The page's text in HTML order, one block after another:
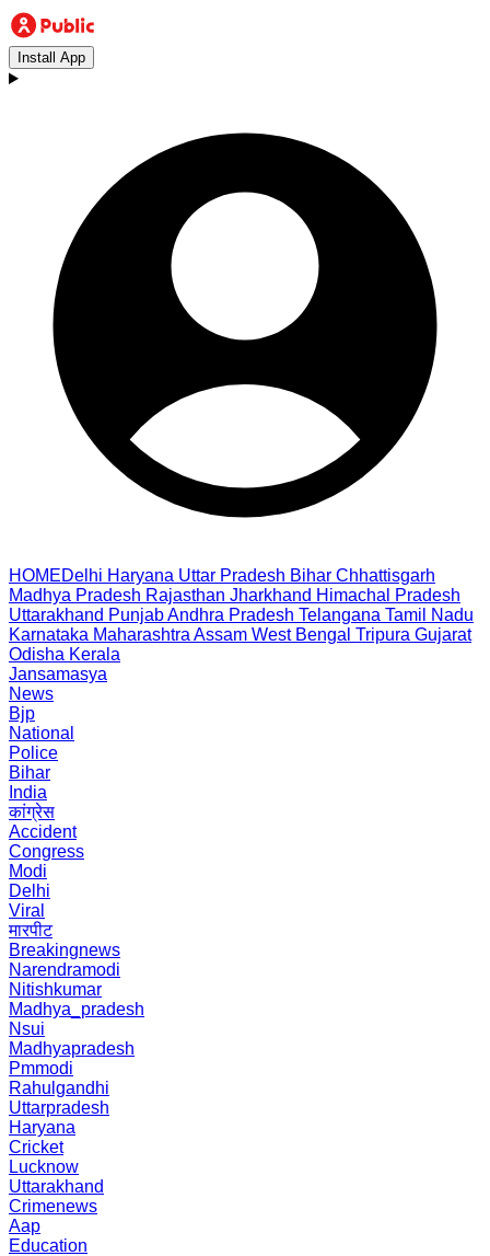
Install App
HOMEDelhi Haryana Uttar Pradesh Bihar Chhattisgarh
Madhya Pradesh Rajasthan Jharkhand Himachal Pradesh
Uttarakhand PunjabAndhra Pradesh Telangana Tamil Nadu
Karnataka Maharashtra Assam West Bengal Tripura Gujarat
Odisha Kerala
Jansamasya
News
Bjp
National
Police
Bihar
India
कांग्रेस
Accident
Congress
Modi
Delhi
Viral
मारपीट
Breakingnews
Narendramodi
Nitishkumar
Madhya_pradesh
Nsui
Madhyapradesh
Pmmodi
Rahulgandhi
Uttarpradesh
Haryana
Cricket
Lucknow
Uttarakhand
Crimenews
Aap
Education